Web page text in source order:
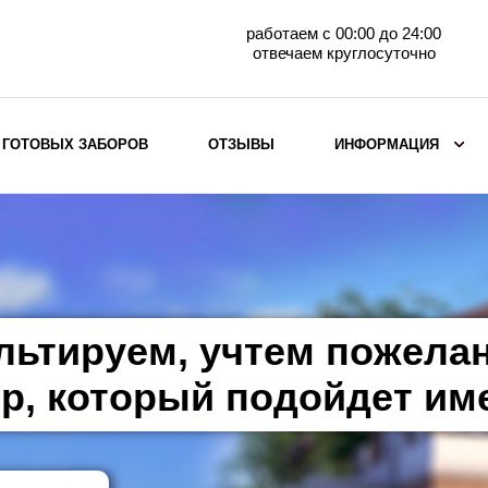
работаем с 00:00 до 24:00
отвечаем круглосуточно
горизонтального
Металлические заборы для дачи
Забор жалюзи с кирпичными столбами
Металлические заборы
Металлические ограждения
ГОТОВЫХ ЗАБОРОВ ОТЗЫВЫ ИНФОРМАЦИЯ
учтем
который подойдет